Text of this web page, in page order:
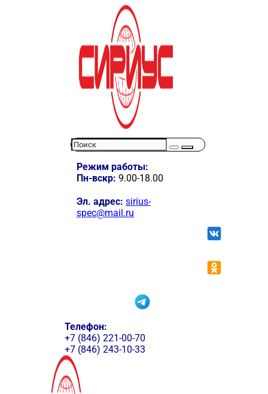
Режим работы:
Пн-вскр: 9.00-18.00
Эл. адрес: sirius-
spec@mail.ru
Телефон:
+7 (846) 221-00-70
+7 (846) 243-10-33